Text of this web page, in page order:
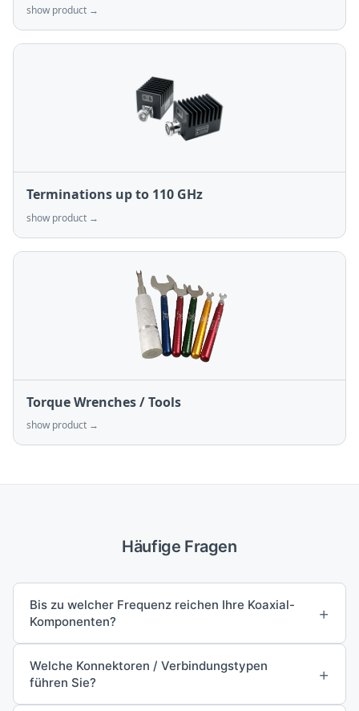
show product →
Terminations up to 110 GHz
show product →
Torque Wrenches / Tools
show product →
Häufige Fragen
Bis zu welcher Frequenz reichen Ihre Koaxial-
Komponenten?
+
Welche Konnektoren / Verbindungstypen
führen Sie?
+